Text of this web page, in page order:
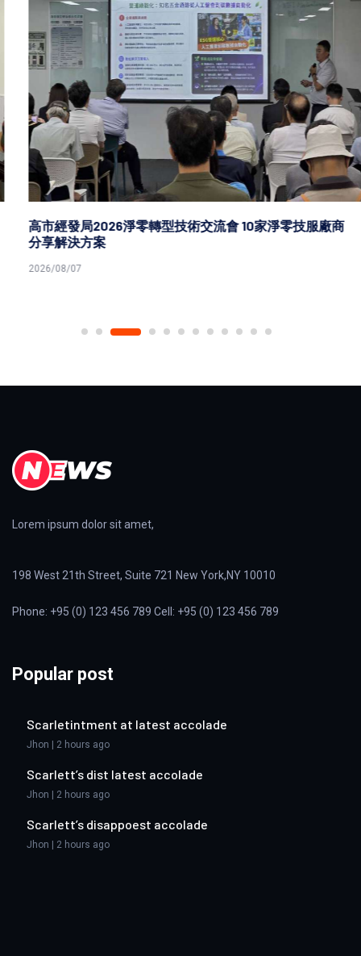
高市經發局2026淨零轉型技術交流會 10家淨零技服廠商
分享解決方案
2026/08/07
Lorem ipsum dolor sit amet,
198 West 21th Street, Suite 721 New York,NY 10010
Phone: +95 (0) 123 456 789 Cell: +95 (0) 123 456 789
Popular post
Scarletintment at latest accolade
Jhon | 2 hours ago
Scarlett’s dist latest accolade
Jhon | 2 hours ago
Scarlett’s disappoest accolade
Jhon | 2 hours ago